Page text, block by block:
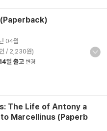
04월
/ 2,230원)
일 출고 변경
The Life of Antony a
Marcellinus (Paperb